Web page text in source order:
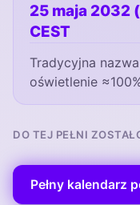
25 maja 2032
CEST
Tradycyjna
oświetlenie
DO TEJ PEŁNI
Pełny kalendarz